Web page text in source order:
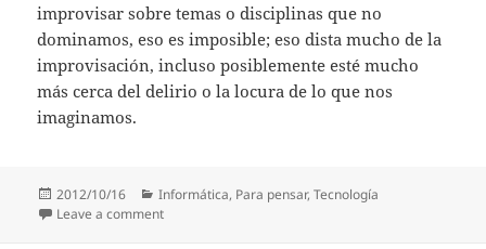
improvisar sobre temas o disciplinas que no
dominamos, eso es imposible; eso dista mucho de la
improvisación, incluso posiblemente esté mucho
más cerca del delirio o la locura de lo que nos
imaginamos.
Posted
on
2012/10/16 Categories
Informática, Para pensar,Tecnología
Leave a commenton Improvisación